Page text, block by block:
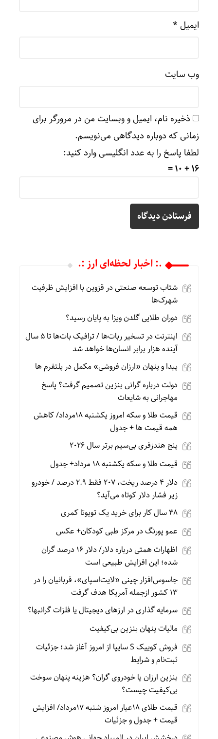
ایمیل *
وب‌ سایت
ذخیره نام، ایمیل و وبسایت من در مرورگر برای
زمانی که دوباره دیدگاهی می‌نویسم.
لطفا پاسخ را به عدد انگلیسی وارد کنید:
16 + 10 =
.: اخبار لحظه‌ای ارز :.
شتاب توسعه صنعتی در قزوین با افزایش ظرفیت
شهرک‌ها
دوران طلایی گلدن ویزا به پایان رسید؟
اینترنت در تسخیر ربات‌ها / ترافیک بات‌ها تا ۵ سال
آینده هزار برابر انسان‌ها خواهد شد
پیدا و پنهان «ارزان فروشی» مکمل در پلتفرم ها
دولت درباره گرانی بنزین تصمیم گرفت؟ پاسخ
مهاجرانی به شایعات
قیمت طلا و سکه امروز یکشنبه 18مرداد/ کاهش
همه قیمت ها + جدول
پنج هندزفری بی‌سیم برتر سال ۲۰۲۶
قیمت طلا و سکه یکشنبه 18 مرداد+ جدول
دلار ۴ درصد ریخت، ۲۰۷ فقط ۲.۹ درصد / خودرو
زیر فشار دلار کوتاه می‌آید؟
۴۸ سال کار برای خرید یک تویوتا کمری
عمو پورنگ در مرکز طبی کودکان+ عکس
اظهارات همتی درباره دلار/ دلار ۱۶ درصد گران
شده؛ این افزایش طبیعی است
جاسوس‌افزار چینی «لایت‌اسپای»، قربانیان را در
۱۳ کشور ازجمله آمریکا هدف گرفت
سرمایه گذاری در ارزهای دیجیتال یا فلزات گرانبها؟
مالیات پنهان بنزین بی‌کیفیت
فروش کوییک S سایپا از امروز آغاز شد؛ جزئیات
ثبت‌نام و شرایط
بنزین ارزان یا خودروی گران؟ هزینه پنهان سوخت
بی‌کیفیت چیست؟
قیمت طلای 18عیار امروز شنبه 17مرداد/ افزایش
قیمت + جدول و جزئیات